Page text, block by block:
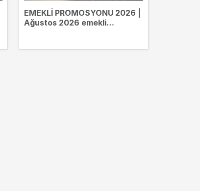
EMEKLİ PROMOSYONU 2026 |
Ağustos 2026 emekli
veriyor?